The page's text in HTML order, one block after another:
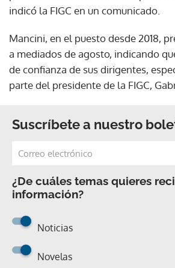
indicó la FIGC en un comunicado.
Mancini, en el puesto desde 2018,
a mediados de agosto, indicando
de confianza de sus dirigentes,
parte del presidente de la FIGC,
Suscríbete a nuestro
¿De cuáles temas quieres
información?
Noticias
Novelas